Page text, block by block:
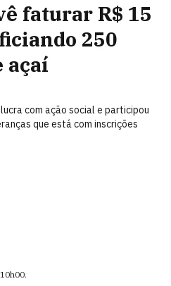
faturar R$ 15
250
açaí
com ação social e participou
que está com inscrições
10h00.